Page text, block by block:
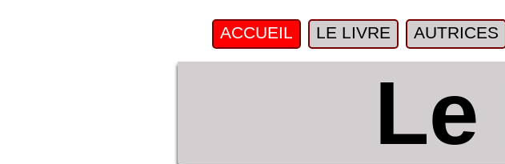
ACCUEIL LE LIVRE AUTRICES
Le